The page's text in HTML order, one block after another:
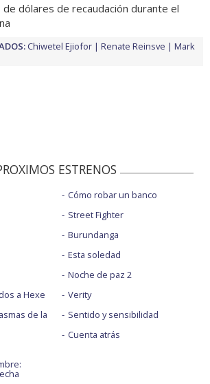
dólares de recaudación durante el
Chiwetel Ejiofor Renate Reinsve
Mark
ESTRENOS
a Hexe
de la
Cómo robar un banco
Street Fighter
Burundanga
Esta soledad
Noche de paz 2
Verity
Sentido y sensibilidad
Cuenta atrás